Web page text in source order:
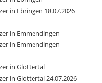
in Ebringen 18.07.2026
in Emmendingen
in Emmendingen
in Glottertal
in Glottertal 24.07.2026